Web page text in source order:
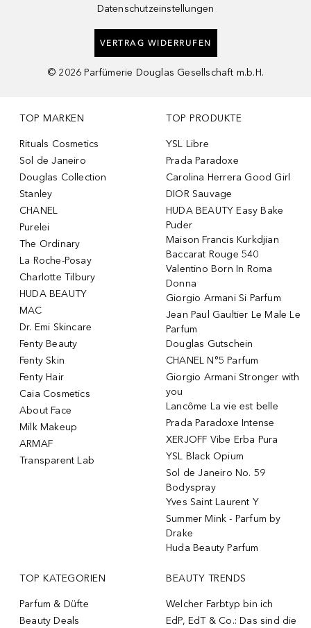
Datenschutzeinstellungen
VERTRAG WIDERRUFEN
© 2026 Parfümerie Douglas Gesellschaft m.b.H.
TOP MARKEN
Rituals Cosmetics
Sol de Janeiro
Douglas Collection
Stanley
CHANEL
Purelei
The Ordinary
La Roche-Posay
Charlotte Tilbury
HUDA BEAUTY
MAC
Dr. Emi Skincare
Fenty Beauty
Fenty Skin
Fenty Hair
Caia Cosmetics
About Face
Milk Makeup
ARMAF
Transparent Lab
TOP PRODUKTE
YSL Libre
Prada Paradoxe
Carolina Herrera Good Girl
DIOR Sauvage
HUDA BEAUTY Easy Bake
Puder
Maison Francis Kurkdjian
Baccarat Rouge 540
Valentino Born In Roma
Donna
Giorgio Armani Si Parfum
Jean Paul Gaultier Le Male Le
Parfum
Douglas Gutschein
CHANEL N°5 Parfum
Giorgio Armani Stronger with
you
Lancôme La vie est belle
Prada Paradoxe Intense
XERJOFF Vibe Erba Pura
YSL Black Opium
Sol de Janeiro No. 59
Bodyspray
Yves Saint Laurent Y
Summer Mink - Parfum by
Drake
Huda Beauty Parfum
TOP KATEGORIEN
Parfum & Düfte
Beauty Deals
BEAUTY TRENDS
Welcher Farbtyp bin ich
EdP, EdT & Co.: Das sind die